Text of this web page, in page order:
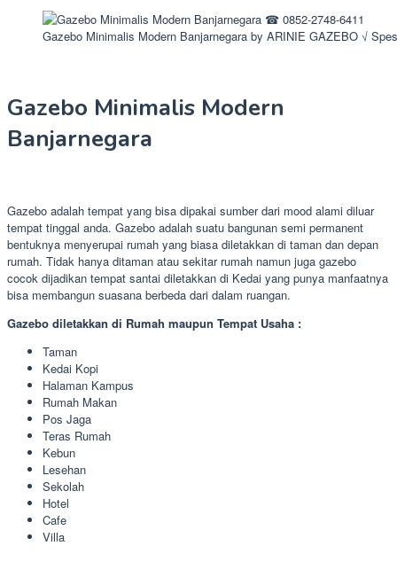
Gazebo Minimalis Modern Banjarnegara by ARINIE GAZEBO √
Gazebo Minimalis Modern
Banjarnegara
Gazebo adalah tempat yang bisa dipakai sumber dari mood alami diluar
tempat tinggal anda. Gazebo adalah suatu bangunan semi permanent
bentuknya menyerupai rumah yang biasa diletakkan di taman dan depan
rumah. Tidak hanya ditaman atau sekitar rumah namun juga gazebo
cocok dijadikan tempat santai diletakkan di Kedai yang punya manfaatnya
bisa membangun suasana berbeda dari dalam ruangan.
Gazebo diletakkan di Rumah maupun Tempat Usaha :
Taman
Kedai Kopi
Halaman Kampus
Rumah Makan
Pos Jaga
Teras Rumah
Kebun
Lesehan
Sekolah
Hotel
Cafe
Villa